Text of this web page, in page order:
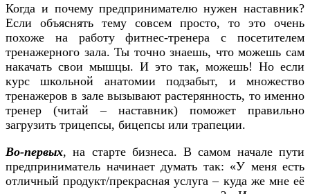
Когда и почему предпринимателю нужен наставник?
Если объяснять тему совсем просто, то это очень
похоже на работу фитнес-тренера с посетителем
тренажерного зала. Ты точно знаешь, что можешь сам
накачать свои мышцы. И это так, можешь! Но если
курс школьной анатомии подзабыт, и множество
тренажеров в зале вызывают растерянность, то именно
тренер (читай – наставник) поможет правильно
загрузить трицепсы, бицепсы или трапеции.
Во-первых, на старте бизнеса. В самом начале пути
предприниматель начинает думать так: «У меня есть
отличный продукт/прекрасная услуга – куда же мне её